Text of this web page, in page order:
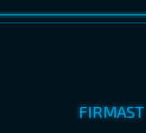
FIRMAST